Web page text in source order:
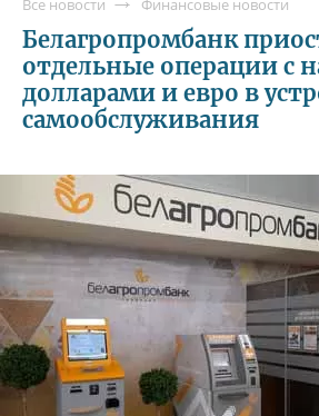
Все новости Финансовые новости
Белагропромбанк
отдельные операции с
долларами и евро в
самообслуживания